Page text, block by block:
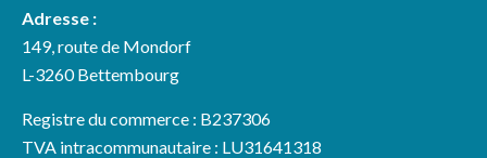
Adresse :
149, route de Mondorf
L-3260 Bettembourg
Registre du commerce : B237306
TVA intracommunautaire : LU31641318